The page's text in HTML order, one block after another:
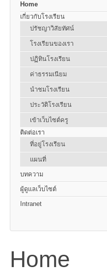
Home
เกี่ยวกับโรงเรียน
ปรัชญาวิสัยทัศน์
โรงเรียนของเรา
ปฏิทินโรงเรียน
ค่าธรรมเนียม
นำชมโรงเรียน
ประวัติโรงเรียน
เข้าเว็บไซต์ครู
ติดต่อเรา
ที่อยู่โรงเรียน
แผนที่
บทความ
ผู้ดูแลเว็บไซต์
Intranet
Home